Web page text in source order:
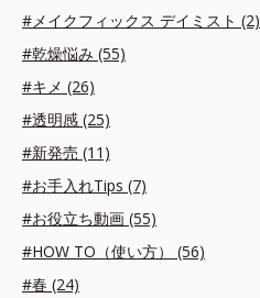
#メイクフィックス デイミスト (2)
#乾燥悩み (55)
#キメ (26)
#透明感 (25)
#新発売 (11)
#お手入れTips (7)
#お役立ち動画 (55)
#HOW TO（使い方） (56)
#春 (24)